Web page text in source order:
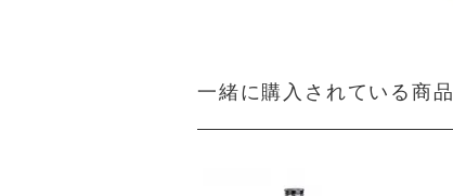
一緒に購入されている商品